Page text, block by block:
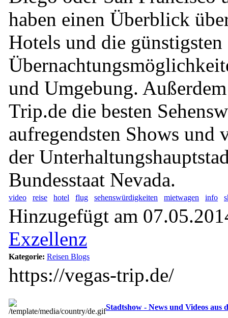
haben einen Überblick
Hotels und die günstigsten
und Umgebung.
Trip.de die besten
aufregendsten Shows und
der
Bundesstaat Nevada.
video reise hotel flug sehenswürdigkeiten mietwagen info
Hinzugefügt am
Exzellenz
Kategorie: Reisen Blogs
https://vegas-trip.de/
Stadtshow - News und Videos aus